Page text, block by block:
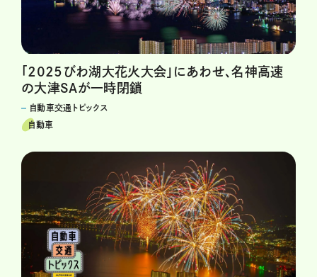
「2025びわ湖大花火大会」にあわせ、名神高速
の大津SAが一時閉鎖
自動車交通トピックス
自動車